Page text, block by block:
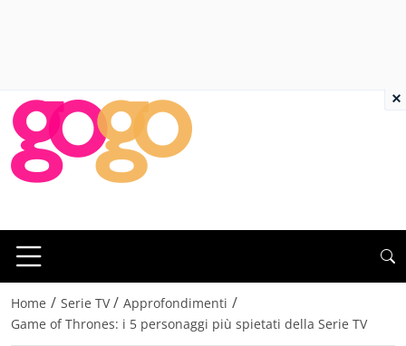
Home / Serie TV / Approfondimenti /
Game of Thrones: i 5 personaggi più spietati della Serie TV
×